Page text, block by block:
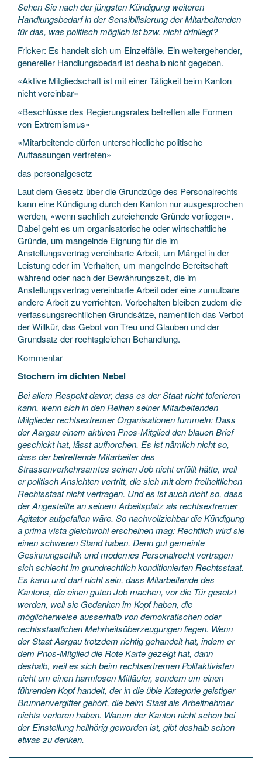
Sehen Sie nach der jüngsten Kündigung weiteren
Handlungsbedarf in der Sensibilisierung der Mitarbeitenden
für das, was politisch möglich ist bzw. nicht drinliegt?
Fricker: Es handelt sich um Einzelfälle. Ein weitergehender,
genereller Handlungsbedarf ist deshalb nicht gegeben.
«Aktive Mitgliedschaft ist mit einer Tätigkeit beim Kanton
nicht vereinbar»
«Beschlüsse des Regierungsrates betreffen alle Formen
von Extremismus»
«Mitarbeitende dürfen unterschiedliche politische
Auffassungen vertreten»
das personalgesetz
Laut dem Gesetz über die Grundzüge des Personalrechts
kann eine Kündigung durch den Kanton nur ausgesprochen
werden, «wenn sachlich zureichende Gründe vorliegen».
Dabei geht es um organisatorische oder wirtschaftliche
Gründe, um mangelnde Eignung für die im
Anstellungsvertrag vereinbarte Arbeit, um Mängel in der
Leistung oder im Verhalten, um mangelnde Bereitschaft
während oder nach der Bewährungszeit, die im
Anstellungsvertrag vereinbarte Arbeit oder eine zumutbare
andere Arbeit zu verrichten. Vorbehalten bleiben zudem die
verfassungsrechtlichen Grundsätze, namentlich das Verbot
der Willkür, das Gebot von Treu und Glauben und der
Grundsatz der rechtsgleichen Behandlung.
Kommentar
Stochern im dichten Nebel
Bei allem Respekt davor, dass es der Staat nicht tolerieren
kann, wenn sich in den Reihen seiner Mitarbeitenden
Mitglieder rechtsextremer Organisationen tummeln: Dass
der Aargau einem aktiven Pnos-Mitglied den blauen Brief
geschickt hat, lässt aufhorchen. Es ist nämlich nicht so,
dass der betreffende Mitarbeiter des
Strassenverkehrsamtes seinen Job nicht erfüllt hätte, weil
er politisch Ansichten vertritt, die sich mit dem freiheitlichen
Rechtsstaat nicht vertragen. Und es ist auch nicht so, dass
der Angestellte an seinem Arbeitsplatz als rechtsextremer
Agitator aufgefallen wäre. So nachvollziehbar die Kündigung
a prima vista gleichwohl erscheinen mag: Rechtlich wird sie
einen schweren Stand haben. Denn gut gemeinte
Gesinnungsethik und modernes Personalrecht vertragen
sich schlecht im grundrechtlich konditionierten Rechtsstaat.
Es kann und darf nicht sein, dass Mitarbeitende des
Kantons, die einen guten Job machen, vor die Tür gesetzt
werden, weil sie Gedanken im Kopf haben, die
möglicherweise ausserhalb von demokratischen oder
rechtsstaatlichen Mehrheitsüberzeugungen liegen. Wenn
der Staat Aargau trotzdem richtig gehandelt hat, indem er
dem Pnos-Mitglied die Rote Karte gezeigt hat, dann
deshalb, weil es sich beim rechtsextremen Politaktivisten
nicht um einen harmlosen Mitläufer, sondern um einen
führenden Kopf handelt, der in die üble Kategorie geistiger
Brunnenvergifter gehört, die beim Staat als Arbeitnehmer
nichts verloren haben. Warum der Kanton nicht schon bei
der Einstellung hellhörig geworden ist, gibt deshalb schon
etwas zu denken.